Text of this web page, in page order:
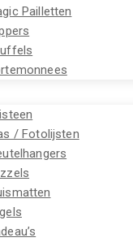
Pailletten
/ Fotolijsten